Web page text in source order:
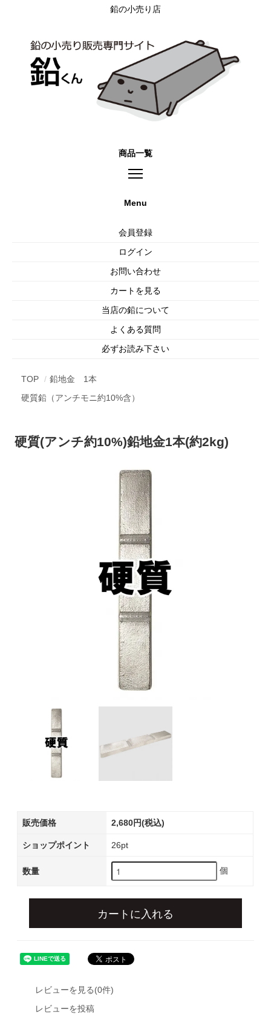
鉛の小売り店
商品一覧
Menu
会員登録
ログイン
お問い合わせ
カートを見る
当店の鉛について
よくある質問
必ずお読み下さい
TOP
鉛地金 1本
硬質鉛（アンチモニ約10%含）
硬質(アンチ約10%)鉛地金1本(約2kg)
販売価格 2,680円(税込)
ショップポイント 26pt
数量 個
カートに入れる
レビューを見る(0件)
レビューを投稿